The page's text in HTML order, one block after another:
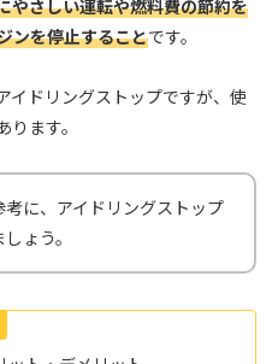
やさしい運転や燃料費の節約を
ンを停止することです。
イドリングストップですが、使
ます。
に、アイドリングストップ
ょう。